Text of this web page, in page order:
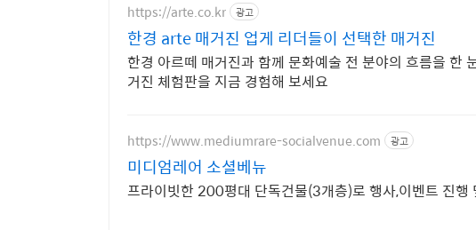
https://arte.co.kr 광고
한경 arte 매거진 업게 리더들이 선택한 매거진
한경 아르떼 매거진과 함께 문화예술 전 분야의 흐름을 한
거진 체험판을 지금 경험해 보세요
https://www.mediumrare-socialvenue.com 광고
미디엄레어 소셜베뉴
프라이빗한 200평대 단독건물(3개층)로 행사,이벤트 진행